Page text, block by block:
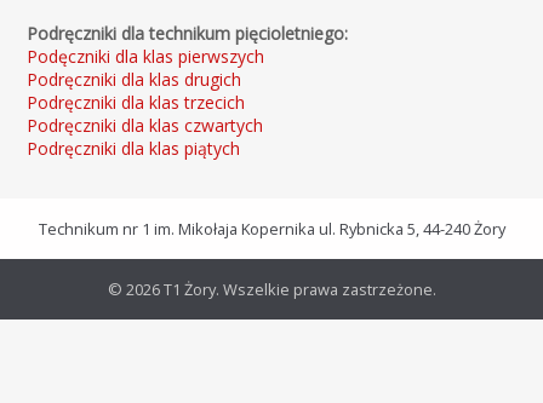
Podręczniki dla technikum pięcioletniego:
Podęczniki dla klas pierwszych
Podręczniki dla klas drugich
Podręczniki dla klas trzecich
Podręczniki dla klas czwartych
Podręczniki dla klas piątych
Technikum nr 1 im. Mikołaja Kopernika ul. Rybnicka 5, 44-240 Żory
© 2026 T1 Żory. Wszelkie prawa zastrzeżone.